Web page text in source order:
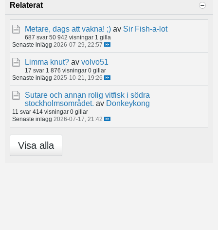
Relaterat
Metare, dags att vakna! ;) av Sir Fish-a-lot
687 svar 50 942 visningar 1 gilla
Senaste inlägg 2026-07-29, 22:57
Limma knut? av volvo51
17 svar 1 876 visningar 0 gillar
Senaste inlägg 2025-10-21, 19:26
Sutare och annan rolig vitfisk i södra
stockholmsområdet. av Donkeykong
11 svar 414 visningar 0 gillar
Senaste inlägg 2026-07-17, 21:42
Visa alla